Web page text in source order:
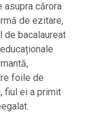
asupra cărora
de ezitare,
de bacalaureat
foile de
fiul ei a primit